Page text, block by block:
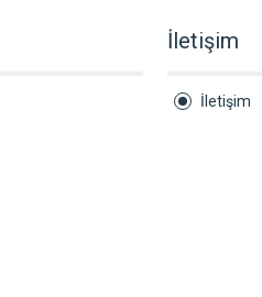
İletişim
İletişim